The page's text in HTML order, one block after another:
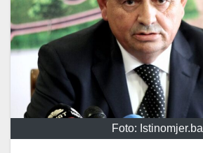
Foto: Istinomjer.ba